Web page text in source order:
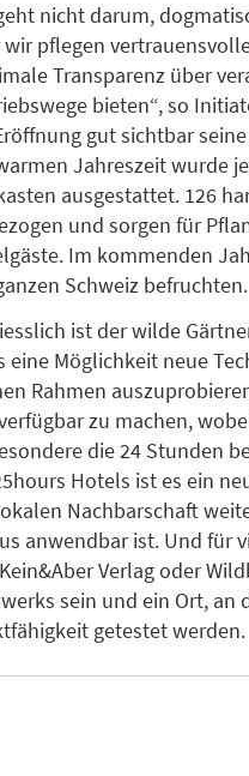
nicht darum,
wir pflegen
Transparenz über
bieten“, so
gut sichtbar
Jahreszeit wurde
ausgestattet. 126
und sorgen für
Im kommenden
Schweiz befruchten.
ist der wilde
eine Möglichkeit neue
Rahmen
zu machen,
die 24 Stunden
Hotels ist es ein
Nachbarschaft
anwendbar ist. Und für
Verlag oder
sein und ein Ort,
getestet werden.